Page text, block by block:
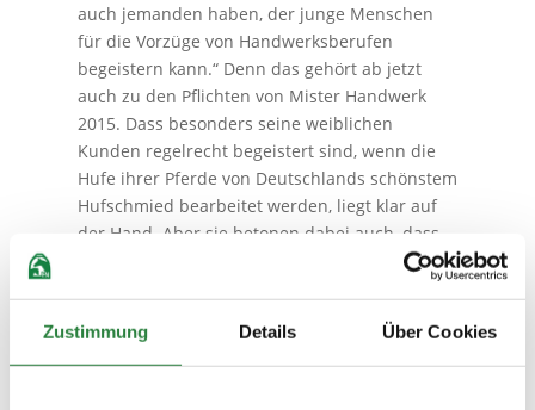
Zustimmung Details Über Cookies
auch jemanden haben, der junge Menschen
für die Vorzüge von Handwerksberufen
begeistern kann.“ Denn das gehört ab jetzt
auch zu den Pflichten von Mister Handwerk
2015. Dass besonders seine weiblichen
Kunden regelrecht begeistert sind, wenn die
Hufe ihrer Pferde von Deutschlands schönstem
Hufschmied bearbeitet werden, liegt klar auf
der Hand. Aber sie betonen dabei auch, dass
Udo Bußmann weiß, was er an Sebastian hat:
„In einigen Jahren soll er die Firma mal